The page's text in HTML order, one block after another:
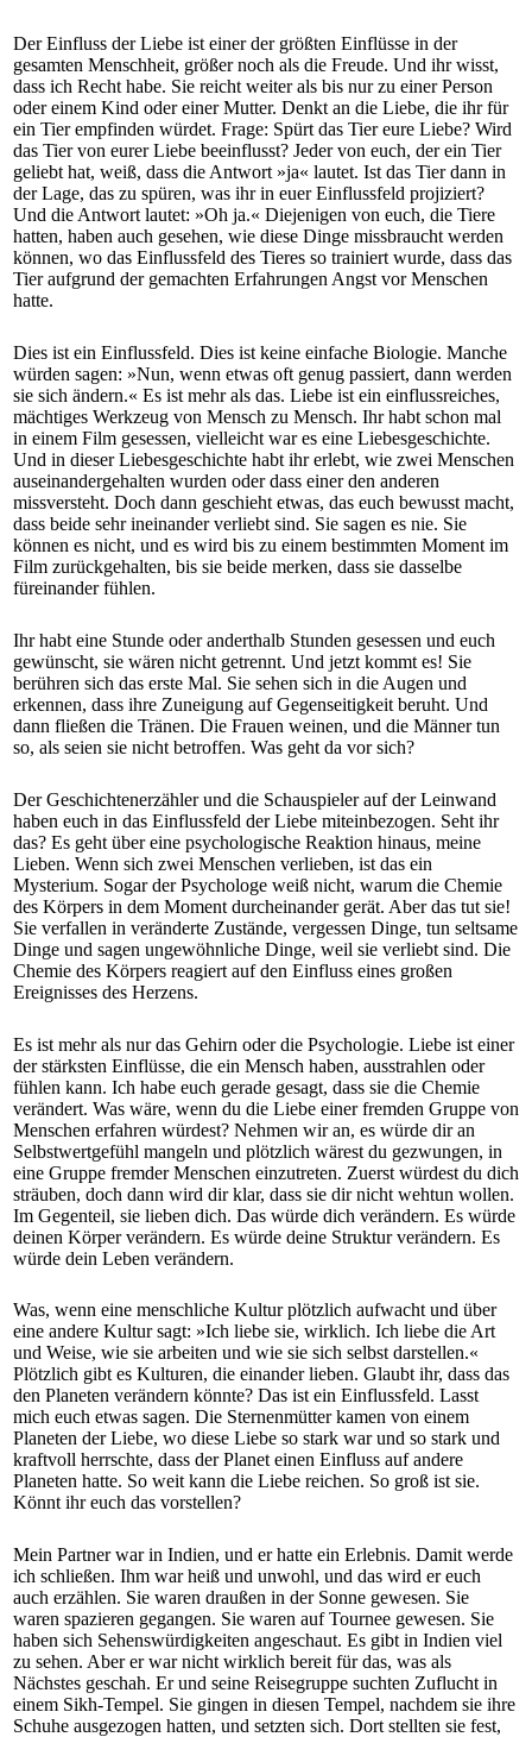
Der Einfluss der Liebe ist einer der größten Einflüsse in der
gesamten Menschheit, größer noch als die Freude. Und ihr wisst,
dass ich Recht habe. Sie reicht weiter als bis nur zu einer Person
oder einem Kind oder einer Mutter. Denkt an die Liebe, die ihr für
ein Tier empfinden würdet. Frage: Spürt das Tier eure Liebe? Wird
das Tier von eurer Liebe beeinflusst? Jeder von euch, der ein Tier
geliebt hat, weiß, dass die Antwort »ja« lautet. Ist das Tier dann in
der Lage, das zu spüren, was ihr in euer Einflussfeld projiziert?
Und die Antwort lautet: »Oh ja.« Diejenigen von euch, die Tiere
hatten, haben auch gesehen, wie diese Dinge missbraucht werden
können, wo das Einflussfeld des Tieres so trainiert wurde, dass das
Tier aufgrund der gemachten Erfahrungen Angst vor Menschen
hatte.
Dies ist ein Einflussfeld. Dies ist keine einfache Biologie. Manche
würden sagen: »Nun, wenn etwas oft genug passiert, dann werden
sie sich ändern.« Es ist mehr als das. Liebe ist ein einflussreiches,
mächtiges Werkzeug von Mensch zu Mensch. Ihr habt schon mal
in einem Film gesessen, vielleicht war es eine Liebesgeschichte.
Und in dieser Liebesgeschichte habt ihr erlebt, wie zwei Menschen
auseinandergehalten wurden oder dass einer den anderen
missversteht. Doch dann geschieht etwas, das euch bewusst macht,
dass beide sehr ineinander verliebt sind. Sie sagen es nie. Sie
können es nicht, und es wird bis zu einem bestimmten Moment im
Film zurückgehalten, bis sie beide merken, dass sie dasselbe
füreinander fühlen.
Ihr habt eine Stunde oder anderthalb Stunden gesessen und euch
gewünscht, sie wären nicht getrennt. Und jetzt kommt es! Sie
berühren sich das erste Mal. Sie sehen sich in die Augen und
erkennen, dass ihre Zuneigung auf Gegenseitigkeit beruht. Und
dann fließen die Tränen. Die Frauen weinen, und die Männer tun
so, als seien sie nicht betroffen. Was geht da vor sich?
Der Geschichtenerzähler und die Schauspieler auf der Leinwand
haben euch in das Einflussfeld der Liebe miteinbezogen. Seht ihr
das? Es geht über eine psychologische Reaktion hinaus, meine
Lieben. Wenn sich zwei Menschen verlieben, ist das ein
Mysterium. Sogar der Psychologe weiß nicht, warum die Chemie
des Körpers in dem Moment durcheinander gerät. Aber das tut sie!
Sie verfallen in veränderte Zustände, vergessen Dinge, tun seltsame
Dinge und sagen ungewöhnliche Dinge, weil sie verliebt sind. Die
Chemie des Körpers reagiert auf den Einfluss eines großen
Ereignisses des Herzens.
Es ist mehr als nur das Gehirn oder die Psychologie. Liebe ist einer
der stärksten Einflüsse, die ein Mensch haben, ausstrahlen oder
fühlen kann. Ich habe euch gerade gesagt, dass sie die Chemie
verändert. Was wäre, wenn du die Liebe einer fremden Gruppe von
Menschen erfahren würdest? Nehmen wir an, es würde dir an
Selbstwertgefühl mangeln und plötzlich wärest du gezwungen, in
eine Gruppe fremder Menschen einzutreten. Zuerst würdest du dich
sträuben, doch dann wird dir klar, dass sie dir nicht wehtun wollen.
Im Gegenteil, sie lieben dich. Das würde dich verändern. Es würde
deinen Körper verändern. Es würde deine Struktur verändern. Es
würde dein Leben verändern.
Was, wenn eine menschliche Kultur plötzlich aufwacht und über
eine andere Kultur sagt: »Ich liebe sie, wirklich. Ich liebe die Art
und Weise, wie sie arbeiten und wie sie sich selbst darstellen.«
Plötzlich gibt es Kulturen, die einander lieben. Glaubt ihr, dass das
den Planeten verändern könnte? Das ist ein Einflussfeld. Lasst
mich euch etwas sagen. Die Sternenmütter kamen von einem
Planeten der Liebe, wo diese Liebe so stark war und so stark und
kraftvoll herrschte, dass der Planet einen Einfluss auf andere
Planeten hatte. So weit kann die Liebe reichen. So groß ist sie.
Könnt ihr euch das vorstellen?
Mein Partner war in Indien, und er hatte ein Erlebnis. Damit werde
ich schließen. Ihm war heiß und unwohl, und das wird er euch
auch erzählen. Sie waren draußen in der Sonne gewesen. Sie
waren spazieren gegangen. Sie waren auf Tournee gewesen. Sie
haben sich Sehenswürdigkeiten angeschaut. Es gibt in Indien viel
zu sehen. Aber er war nicht wirklich bereit für das, was als
Nächstes geschah. Er und seine Reisegruppe suchten Zuflucht in
einem Sikh-Tempel. Sie gingen in diesen Tempel, nachdem sie ihre
Schuhe ausgezogen hatten, und setzten sich. Dort stellten sie fest,